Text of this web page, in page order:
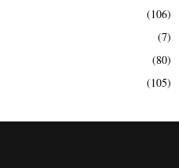
(106)
(7)
(80)
(105)